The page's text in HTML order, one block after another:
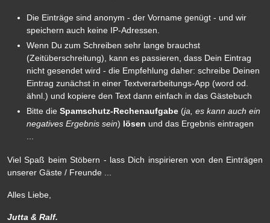
Die Einträge sind anonym - der Vorname genügt - und wir
speichern auch keine IP-Adressen.
Wenn Du zum Schreiben sehr lange brauchst
(Zeitüberschreitung), kann es passieren, dass Dein Eintrag
nicht gesendet wird - die Empfehlung daher: schreibe Deinen
Eintrag zunächst in einer Textverarbeitungs-App (word od.
ähnl.) und kopiere den Text dann einfach in das Gästebuch
Bitte die Spamschutz-Rechenaufgabe (ja, es kann auch ein
negatives Ergebnis sein) lösen und das Ergebnis eintragen
...
Viel Spaß beim Stöbern - lass Dich inspirieren von den Einträgen
unserer Gäste / Freunde ...
Alles Liebe,
Jutta & Ralf.